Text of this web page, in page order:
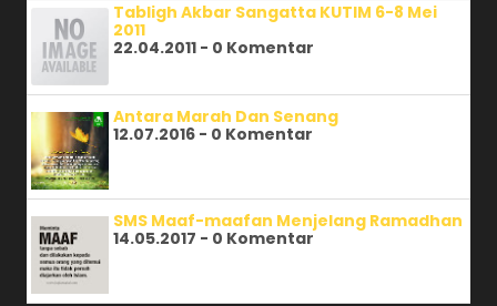
Tabligh Akbar Sangatta KUTIM 6-8 Mei
2011
22.04.2011 - 0 Komentar
Antara Marah Dan Senang
12.07.2016 - 0 Komentar
SMS Maaf-maafan Menjelang Ramadhan
14.05.2017 - 0 Komentar